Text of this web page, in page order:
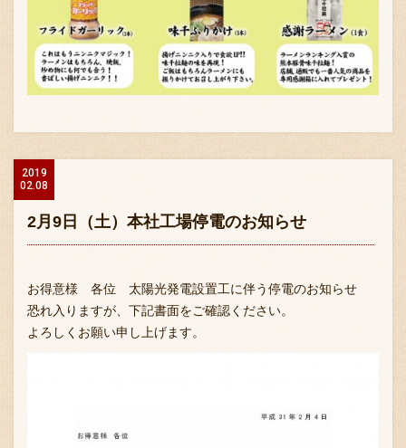
2019
02.08
2月9日（土）本社工場停電のお知らせ
お得意様 各位 太陽光発電設置工に伴う停電のお知らせ
恐れ入りますが、下記書面をご確認ください。
よろしくお願い申し上げます。